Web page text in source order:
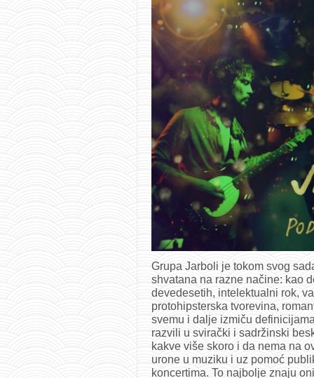
Grupa Jarboli je tokom svog
shvatana na razne načine: kao
devedesetih, intelektualni rok,
protohipsterska tvorevina,
svemu i dalje izmiču
razvili u svirački i sadržinski
kakve više skoro i da nema na
urone u muziku i uz pomoć
koncertima. To najbolje znaju